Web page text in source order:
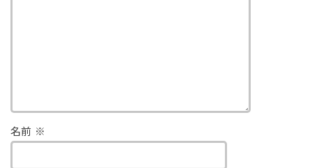
名前 ※